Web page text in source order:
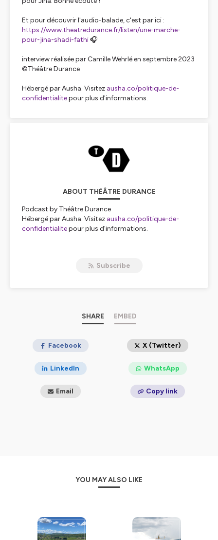
Et pour découvrir l'audio-balade, c'est par ici :
https://www.theatredurance.fr/listen/une-marche-
pour-jina-shadi-fathi🎧
interview réalisée par Camille Wehrlé en septembre 2023
©Théâtre Durance
Hébergé par Ausha. Visitez ausha.co/politique-de-
confidentialitepour plus d'informations.
ABOUT THÉÂTRE DURANCE
Podcast by Théâtre Durance
Hébergé par Ausha. Visitez ausha.co/politique-de-
confidentialitepour plus d'informations.
Subscribe
SHARE EMBED
Facebook X (Twitter)
LinkedIn WhatsApp
Email Copy link
YOU MAY ALSO LIKE